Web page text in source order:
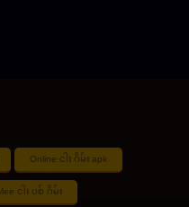
Online ငါး ဂိမ်း apk
ငါး ပစ် ဂိမ်း